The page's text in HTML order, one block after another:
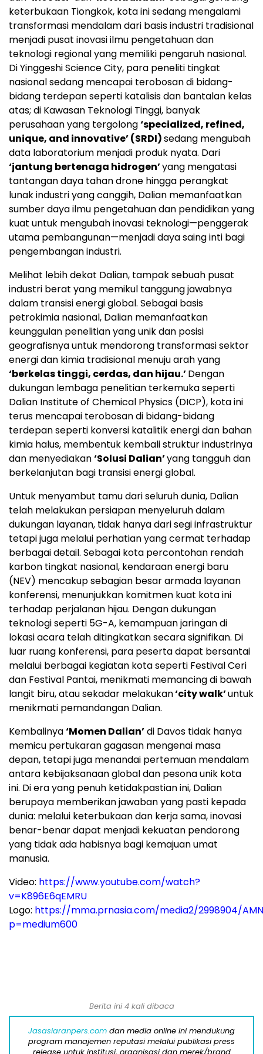
keterbukaan Tiongkok, kota ini sedang mengalami
transformasi mendalam dari basis industri tradisional
menjadi pusat inovasi ilmu pengetahuan dan
teknologi regional yang memiliki pengaruh nasional.
Di Yinggeshi Science City, para peneliti tingkat
nasional sedang mencapai terobosan di bidang-
bidang terdepan seperti katalisis dan bantalan kelas
atas; di Kawasan Teknologi Tinggi, banyak
perusahaan yang tergolong‘specialized, refined,
unique, and innovative’ (SRDI)sedang mengubah
data laboratorium menjadi produk nyata. Dari
‘jantung bertenaga hidrogen’yang mengatasi
tantangan daya tahan drone hingga perangkat
lunak industri yang canggih, Dalian memanfaatkan
sumber daya ilmu pengetahuan dan pendidikan yang
kuat untuk mengubah inovasi teknologi—penggerak
utama pembangunan—menjadi daya saing inti bagi
pengembangan industri.
Melihat lebih dekat Dalian, tampak sebuah pusat
industri berat yang memikul tanggung jawabnya
dalam transisi energi global. Sebagai basis
petrokimia nasional, Dalian memanfaatkan
keunggulan penelitian yang unik dan posisi
geografisnya untuk mendorong transformasi sektor
energi dan kimia tradisional menuju arah yang
‘berkelas tinggi, cerdas, dan hijau.’Dengan
dukungan lembaga penelitian terkemuka seperti
Dalian Institute of Chemical Physics (DICP), kota ini
terus mencapai terobosan di bidang-bidang
terdepan seperti konversi katalitik energi dan bahan
kimia halus, membentuk kembali struktur industrinya
dan menyediakan‘Solusi Dalian’yang tangguh dan
berkelanjutan bagi transisi energi global.
Untuk menyambut tamu dari seluruh dunia, Dalian
telah melakukan persiapan menyeluruh dalam
dukungan layanan, tidak hanya dari segi infrastruktur
tetapi juga melalui perhatian yang cermat terhadap
berbagai detail. Sebagai kota percontohan rendah
karbon tingkat nasional, kendaraan energi baru
(NEV) mencakup sebagian besar armada layanan
konferensi, menunjukkan komitmen kuat kota ini
terhadap perjalanan hijau. Dengan dukungan
teknologi seperti 5G-A, kemampuan jaringan di
lokasi acara telah ditingkatkan secara signifikan. Di
luar ruang konferensi, para peserta dapat bersantai
melalui berbagai kegiatan kota seperti Festival Ceri
dan Festival Pantai, menikmati memancing di bawah
langit biru, atau sekadar melakukan‘city walk’untuk
menikmati pemandangan Dalian.
Kembalinya‘Momen Dalian’di Davos tidak hanya
memicu pertukaran gagasan mengenai masa
depan, tetapi juga menandai pertemuan mendalam
antara kebijaksanaan global dan pesona unik kota
ini. Di era yang penuh ketidakpastian ini, Dalian
berupaya memberikan jawaban yang pasti kepada
dunia: melalui keterbukaan dan kerja sama, inovasi
benar-benar dapat menjadi kekuatan pendorong
yang tidak ada habisnya bagi kemajuan umat
manusia.
Video: https://www.youtube.com/watch?
v=K896E6qEMRU
Logo: https://mma.prnasia.com/media2/2998904/
p=medium600
Berita ini 4 kali dibaca
Jasasiaranpers.com dan media online ini mendukung
program manajemen reputasi melalui publikasi press